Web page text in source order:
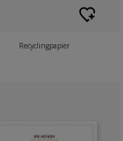
Recyclingpapier